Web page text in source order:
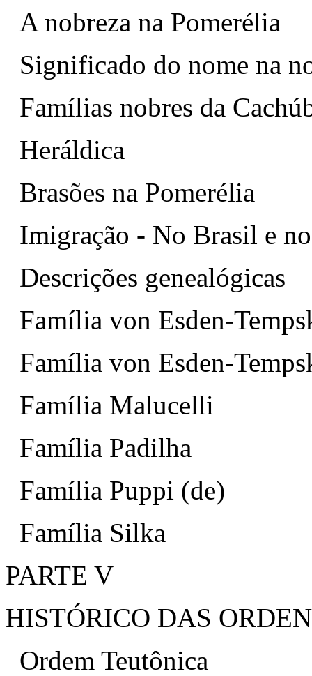
A nobreza na Pomerélia
Significado do nome na
Famílias nobres da
Heráldica
Brasões na Pomerélia
Imigração - No Brasil e
Descrições genealógicas
Família von Esden-
Família von Esden-
Família Malucelli
Família Padilha
Família Puppi (de)
Família Silka
PARTE V
HISTÓRICO DAS
Ordem Teutônica